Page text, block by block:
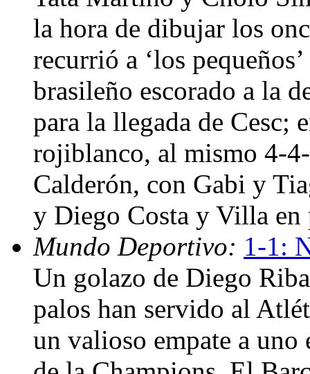
la hora de dibujar los
recurrió a ‘los
brasileño escorado a la
para la llegada de Cesc;
rojiblanco, al mismo 4-
Calderón, con Gabi y
y Diego Costa y Villa
Mundo Deportivo: 1-1:
Un golazo de Diego
palos han servido al
un valioso empate a